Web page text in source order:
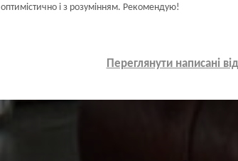
оптимістично і з розумінням. Рекомендую!
Переглянути написані